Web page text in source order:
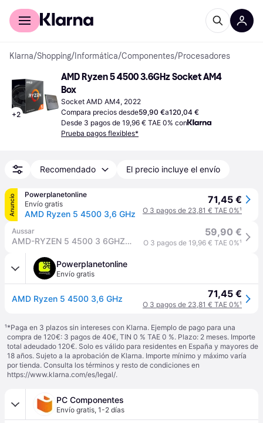
Comprar con Klarna
Klarna/Shopping/ Informática/Componentes/Procesadores
+2
AMD Ryzen 5 4500 3.6GHz Socket AM4
Box
Socket AMD AM4, 2022
Compara precios desde59,90 €a120,04 €
Desde 3 pagos de 19,96 € TAE 0% con
Prueba pagos flexibles*
Recomendado El precio incluye el envío
Anuncio
Powerplanetonline
Envío gratis
AMD Ryzen 5 4500 3,6 GHz
71,45 €
O 3 pagos de 23,81 € TAE 0%¹
Aussar
AMD-RYZEN 5 4500 3 6GHZ Box
59,90 €
O 3 pagos de 19,96 € TAE 0%¹
Powerplanetonline
Envío gratis
AMD Ryzen 5 4500 3,6 GHz 71,45 €
O 3 pagos de 23,81 € TAE 0%¹
¹*Paga en 3 plazos sin intereses con Klarna. Ejemplo de pago para una
compra de 120€: 3 pagos de 40€, TIN 0 % TAE 0 %. Plazo: 2 meses. Importe
total adeudado 120€. Solo es válido para residentes en España y mayores de
18 años. Sujeto a la aprobación de Klarna. Importe mínimo y máximo varía
por tienda. Consulta los términos y resto de condiciones en
https://www.klarna.com/es/legal/.
PC Componentes
Envío gratis, 1-2 días